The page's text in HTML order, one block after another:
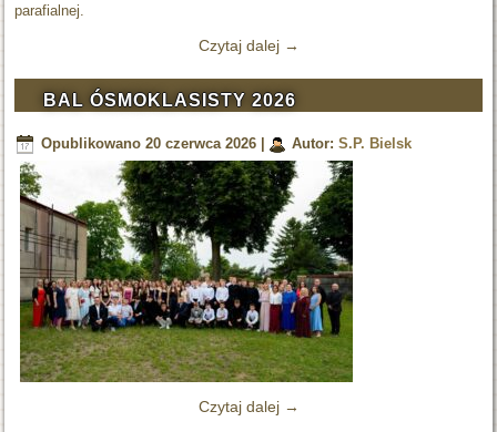
parafialnej.
Czytaj dalej →
BAL ÓSMOKLASISTY 2026
Opublikowano 20 czerwca 2026 Autor: S.P. Bielsk
Czytaj dalej →